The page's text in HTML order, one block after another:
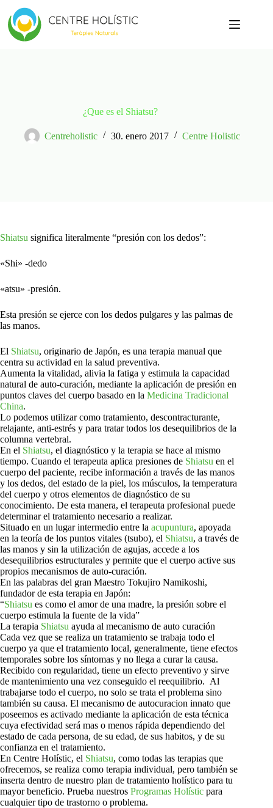
contenido
¿Que es el Shiatsu?
Centreholistic 30. enero 2017 Centre Holistic
Shiatsu significa literalmente “presión con los dedos”:
«Shi» -dedo
«atsu» -presión.
Esta presión se ejerce con los dedos pulgares y las palmas de
las manos.
El Shiatsu, originario de Japón, es una terapia manual que
centra su actividad en la salud preventiva.
Aumenta la vitalidad, alivia la fatiga y estimula la capacidad
natural de auto-curación, mediante la aplicación de presión en
puntos claves del cuerpo basado en la Medicina Tradicional
China.
Lo podemos utilizar como tratamiento, descontracturante,
relajante, anti-estrés y para tratar todos los desequilibrios de la
columna vertebral.
En el Shiatsu, el diagnóstico y la terapia se hace al mismo
tiempo. Cuando el terapeuta aplica presiones de Shiatsu en el
cuerpo del paciente, recibe información a través de las manos
y los dedos, del estado de la piel, los músculos, la temperatura
del cuerpo y otros elementos de diagnóstico de su
conocimiento. De esta manera, el terapeuta profesional puede
determinar el tratamiento necesario a realizar.
Situado en un lugar intermedio entre la acupuntura, apoyada
en la teoría de los puntos vitales (tsubo), el Shiatsu, a través de
las manos y sin la utilización de agujas, accede a los
desequilibrios estructurales y permite que el cuerpo active sus
propios mecanismos de auto-curación.
En las palabras del gran Maestro Tokujiro Namikoshi,
fundador de esta terapia en Japón:
“Shiatsu es como el amor de una madre, la presión sobre el
cuerpo estimula la fuente de la vida”
La terapia Shiatsu ayuda al mecanismo de auto curación
Cada vez que se realiza un tratamiento se trabaja todo el
cuerpo ya que el tratamiento local, generalmente, tiene efectos
temporales sobre los síntomas y no llega a curar la causa.
Recibido con regularidad, tiene un efecto preventivo y sirve
de mantenimiento una vez conseguido el reequilibrio. Al
trabajarse todo el cuerpo, no solo se trata el problema sino
también su causa. El mecanismo de autocuracion innato que
poseemos es activado mediante la aplicación de esta técnica
cuya efectividad será mas o menos rápida dependiendo del
estado de cada persona, de su edad, de sus habitos, y de su
confianza en el tratamiento.
En Centre Holístic, el Shiatsu, como todas las terapias que
ofrecemos, se realiza como terapia individual, pero también se
inserta dentro de nuestro plan de tratamiento holístico para tu
mayor beneficio. Prueba nuestros Programas Holístic para
cualquier tipo de trastorno o problema.